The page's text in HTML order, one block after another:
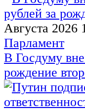
Августа 2026
Парламент
В Госдуму
рождение